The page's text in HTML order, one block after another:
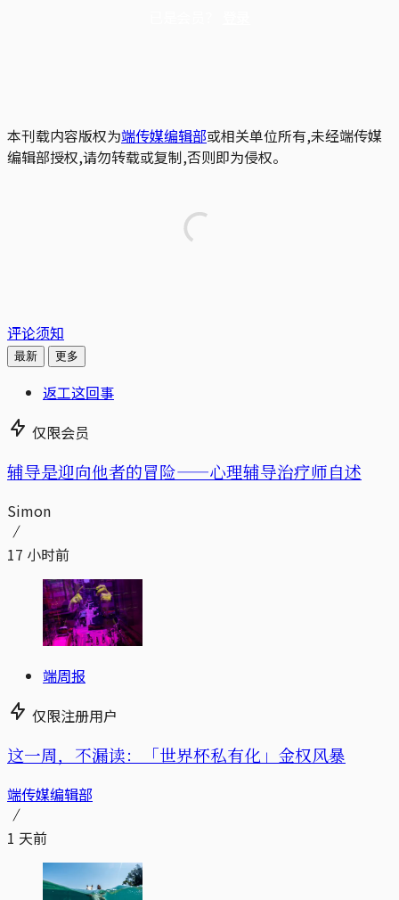
本刊载内容版权为端传媒编辑部或相关单位所有,未经端传媒
编辑部授权,请勿转载或复制,否则即为侵权。
评论须知
最新 更多
返工这回事
仅限会员
辅导是迎向他者的冒险——心理辅导治疗师自述
Simon
17 小时前
端周报
仅限注册用户
这一周，不漏读：「世界杯私有化」金权风暴
端传媒编辑部
1 天前